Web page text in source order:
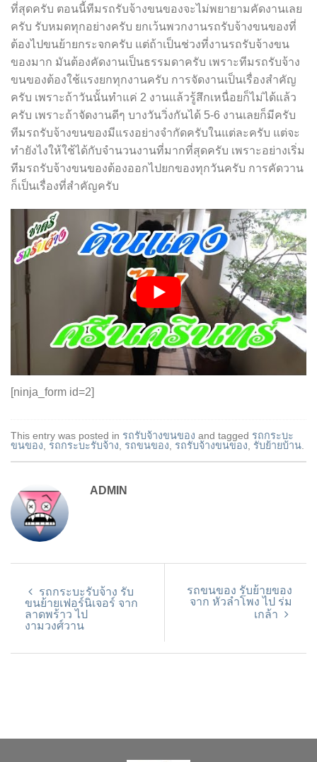
ที่สุดครับ ตอนนี้ทีมรถรับจ้างขนของจะไม่พยายามคัดงานเลย
ครับ รับหมดทุกอย่างครับ ยกเว้นพวกงานรถรับจ้างขนของที่
ต้องไปขนย้ายกระจกครับ แต่ถ้าเป็นช่วงที่งานรถรับจ้างขน
ของมาก มันต้องคัดงานเป็นธรรมดาครับ เพราะทีมรถรับจ้าง
ขนของต้องใช้แรงยกทุกงานครับ การจัดงานเป็นเรื่องสำคัญ
ครับ เพราะถ้าวันนั้นทำแค่ 2 งานแล้วรู้สึกเหนื่อยก็ไม่ได้แล้ว
ครับ เพราะถ้าจัดงานดีๆ บางวันวิ่งกันได้ 5-6 งานเลยก็มีครับ
ทีมรถรับจ้างขนของมีแรงอย่างจำกัดครับในแต่ละครับ แต่จะ
ทำยังไงให้ใช้ได้กับจำนวนงานที่มากที่สุดครับ เพราะอย่างเริ่ม
ทีมรถรับจ้างขนของต้องออกไปยกของทุกวันครับ การคัดวาน
ก็เป็นเรื่องที่สำคัญครับ
[ninja_form id=2]
This entry was posted in รถรับจ้างขนของ and tagged รถกระบะ
ขนของ
รถกระบะรับจ้าง รถขนของ รถรับจ้างขนของ รับย้ายบ้าน
ADMIN
รถกระบะรับจ้าง รับ
ขนย้ายเฟอร์นิเจอร์ จาก
ลาดพร้าว ไป
งามวงศ์วาน
รถขนของ รับย้ายของ
จาก หัวลำโพง ไป ร่ม
เกล้า